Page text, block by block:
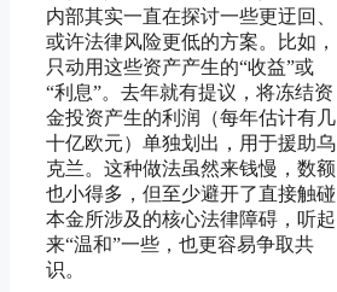
内部其实一直在探讨一些更迂回、
或许法律风险更低的方案。比如，
只动用这些资产产生的“收益”或
“利息”。去年就有提议，将冻结资
金投资产生的利润（每年估计有几
十亿欧元）单独划出，用于援助乌
克兰。这种做法虽然来钱慢，数额
也小得多，但至少避开了直接触碰
本金所涉及的核心法律障碍，听起
来“温和”一些，也更容易争取共
识。